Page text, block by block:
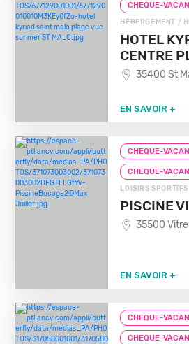
CHEQUE-
HÉBERGEMENT /
HOTEL
CENTRE
35400 St
EN SAVOIR +
CHEQUE-
CHEQUE-
LOISIRS
PISCINE
35500 Vitre
EN SAVOIR +
CHEQUE-
CHEQUE-